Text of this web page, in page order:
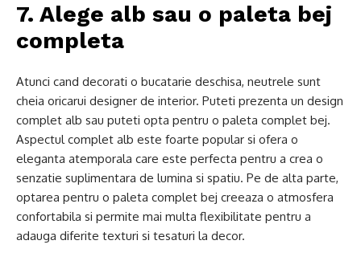
7. Alege alb sau o paleta bej
completa
Atunci cand decorati o bucatarie deschisa, neutrele sunt
cheia oricarui designer de interior. Puteti prezenta un design
complet alb sau puteti opta pentru o paleta complet bej.
Aspectul complet alb este foarte popular si ofera o
eleganta atemporala care este perfecta pentru a crea o
senzatie suplimentara de lumina si spatiu. Pe de alta parte,
optarea pentru o paleta complet bej creeaza o atmosfera
confortabila si permite mai multa flexibilitate pentru a
adauga diferite texturi si tesaturi la decor.